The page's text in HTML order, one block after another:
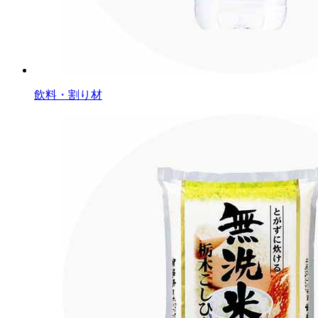
飲料・割り材